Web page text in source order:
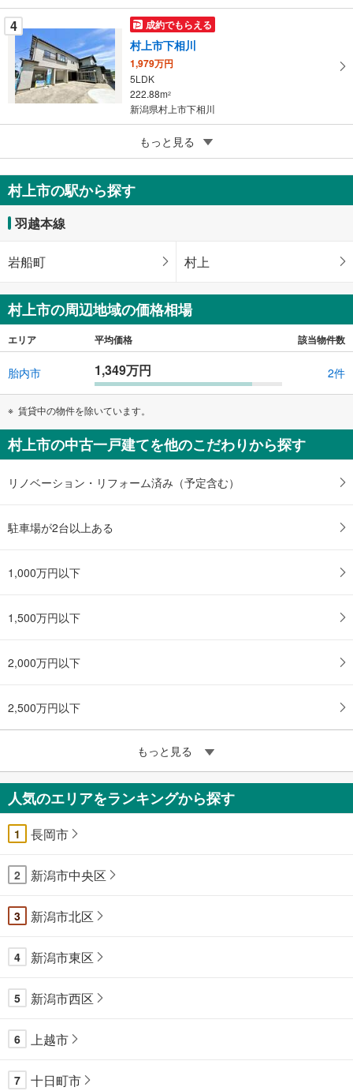
4 成約でもらえる
村上市下相川
1,979万円
5LDK
222.88m2
新潟県村上市下相川
成約でもらえる
村上市岩船上大町
1,699万円
8SLDK
295.18m
もっと見る
村上市の駅から探す
羽越本線
岩船町 村上
村上市の周辺地域の価格相場
エリア 平均価格 該当物件数
胎内市 1,349万円 2件
賃貸中の物件を除いています。
村上市の中古一戸建てを他のこだわりから探す
リノベーション・リフォーム済み（予定含む）
駐車場が2台以上ある
1,000万円以下
1,500万円以下
2,000万円以下
2,500万円以下
もっと見る
人気のエリアをランキングから探す
1 長岡市
2 新潟市中央区
3 新潟市北区
4 新潟市東区
5 新潟市西区
6 上越市
7 十日町市